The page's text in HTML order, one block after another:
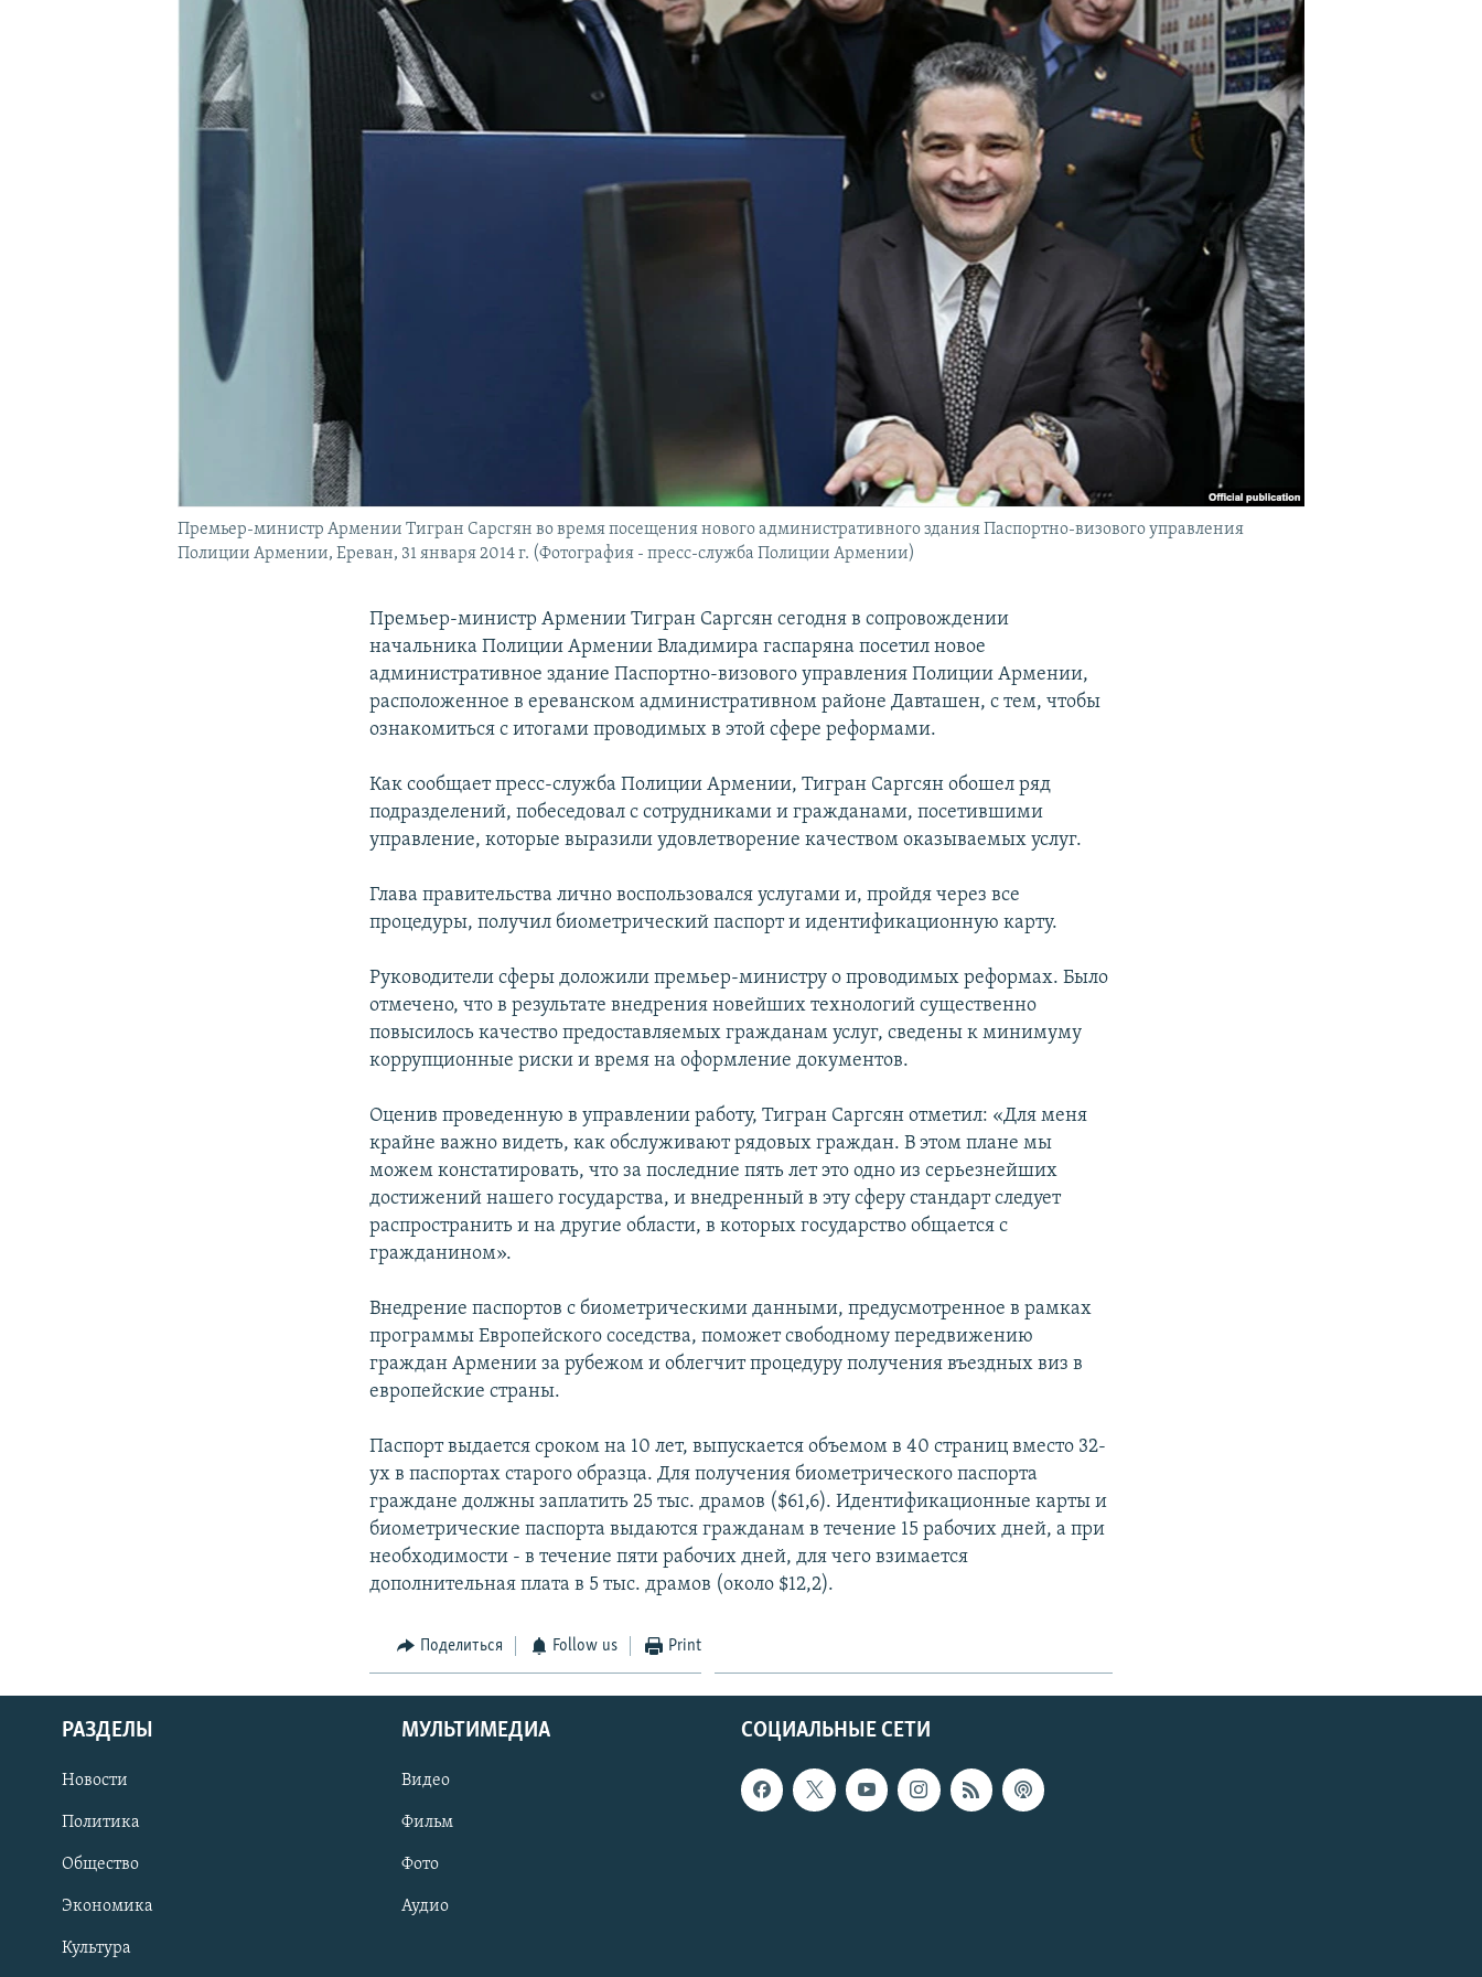
Премьер-министр Армении Тигран Сарсгян во время посещения нового административного здания Паспортно-визового управления
Полиции Армении, Ереван, 31 января 2014 г. (Фотография - пресс-служба Полиции Армении)
Премьер-министр Армении Тигран Саргсян сегодня в сопровождении
начальника Полиции Армении Владимира гаспаряна посетил новое
административное здание Паспортно-визового управления Полиции Армении,
расположенное в ереванском административном районе Давташен, с тем, чтобы
ознакомиться с итогами проводимых в этой сфере реформами.
Как сообщает пресс-служба Полиции Армении, Тигран Саргсян обошел ряд
подразделений, побеседовал с сотрудниками и гражданами, посетившими
управление, которые выразили удовлетворение качеством оказываемых услуг.
Глава правительства лично воспользовался услугами и, пройдя через все
процедуры, получил биометрический паспорт и идентификационную карту.
Руководители сферы доложили премьер-министру о проводимых реформах. Было
отмечено, что в результате внедрения новейших технологий существенно
повысилось качество предоставляемых гражданам услуг, сведены к минимуму
коррупционные риски и время на оформление документов.
Оценив проведенную в управлении работу, Тигран Саргсян отметил: «Для меня
крайне важно видеть, как обслуживают рядовых граждан. В этом плане мы
можем констатировать, что за последние пять лет это одно из серьезнейших
достижений нашего государства, и внедренный в эту сферу стандарт следует
распространить и на другие области, в которых государство общается с
гражданином».
Внедрение паспортов с биометрическими данными, предусмотренное в рамках
программы Европейского соседства, поможет свободному передвижению
граждан Армении за рубежом и облегчит процедуру получения въездных виз в
европейские страны.
Паспорт выдается сроком на 10 лет, выпускается объемом в 40 страниц вместо 32-
ух в паспортах старого образца. Для получения биометрического паспорта
граждане должны заплатить 25 тыс. драмов ($61,6). Идентификационные карты и
биометрические паспорта выдаются гражданам в течение 15 рабочих дней, а при
необходимости - в течение пяти рабочих дней, для чего взимается
дополнительная плата в 5 тыс. драмов (около $12,2).
Поделиться Follow us Print
СОЦИАЛЬНЫЕ СЕТИ
РАЗДЕЛЫ
Новости
Политика
Общество
Экономика
Культура
МУЛЬТИМЕДИА
Видео
Фильм
Фото
Аудио